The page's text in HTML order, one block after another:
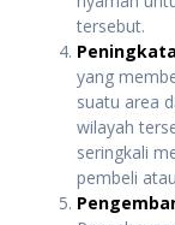
tersebut.
yang
suatu area
wilayah
seringkali
pembeli